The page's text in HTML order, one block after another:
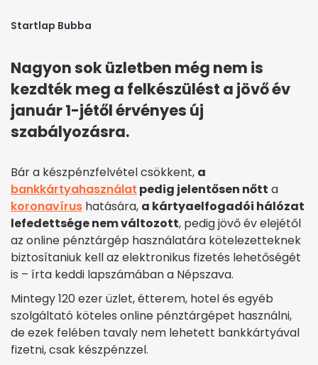
Startlap Bubba
Nagyon sok üzletben még nem is
kezdték meg a felkészülést a jövő év
január 1-jétől érvényes új
szabályozásra.
Bár a készpénzfelvétel csökkent, a
bankkártyahasználat pedig jelentősen nőtt a
koronavírus hatására, a kártyaelfogadói hálózat
lefedettsége nem változott, pedig jövő év elejétől
az online pénztárgép használatára kötelezetteknek
biztosítaniuk kell az elektronikus fizetés lehetőségét
is – írta keddi lapszámában a Népszava.
Mintegy 120 ezer üzlet, étterem, hotel és egyéb
szolgáltató köteles online pénztárgépet használni,
de ezek felében tavaly nem lehetett bankkártyával
fizetni, csak készpénzzel.